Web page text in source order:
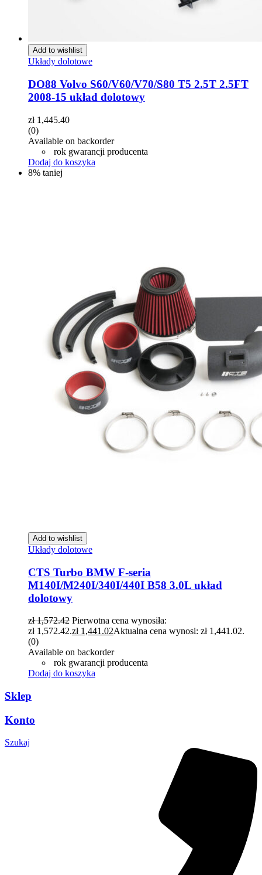
Add to wishlist
Układy dolotowe
DO88 Volvo S60/V60/V70/S80 T5 2.5T 2.5FT
2008-15 układ dolotowy
zł1,445.40
(0)
Available on backorder
rok gwarancji producenta
Dodaj do koszyka
8% taniej
Add to wishlist
Układy dolotowe
CTS Turbo BMW F-seria
M140I/M240I/340I/440I B58 3.0L układ
dolotowy
zł1,572.42 Pierwotna cena wynosiła:
zł 1,572.42.zł1,441.02Aktualna cena wynosi: zł 1,441.02.
(0)
Available on backorder
rok gwarancji producenta
Dodaj do koszyka
Sklep
Konto
Szukaj